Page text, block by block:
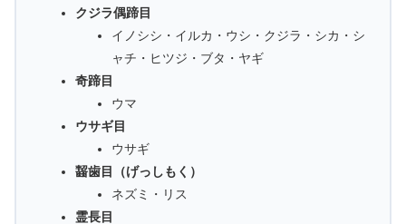
クジラ偶蹄目
イノシシ・イルカ・ウシ・クジラ・シカ・シ
ャチ・ヒツジ・ブタ・ヤギ
奇蹄目
ウマ
ウサギ目
ウサギ
齧歯目（げっしもく）
ネズミ・リス
霊長目